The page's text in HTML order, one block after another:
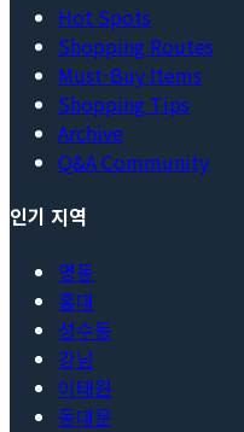
Hot Spots
Shopping Routes
Must-Buy Items
Shopping Tips
Archive
Q&A Community
인기 지역
명동
홍대
성수동
강남
이태원
동대문